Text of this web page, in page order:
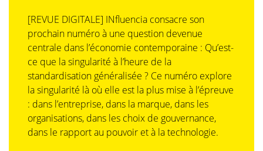
[REVUE DIGITALE] INfluencia consacre son
prochain numéro à une question devenue
centrale dans l’économie contemporaine : Qu’est-
ce que la singularité à l’heure de la
standardisation généralisée ? Ce numéro explore
la singularité là où elle est la plus mise à l’épreuve
: dans l’entreprise, dans la marque, dans les
organisations, dans les choix de gouvernance,
dans le rapport au pouvoir et à la technologie.